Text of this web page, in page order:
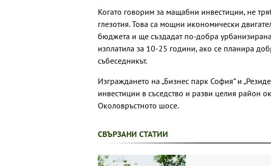
Когато говорим за мащабни инвестиции, не
глезотия. Това са мощни икономически
бюджета и ще създадат по-добра
изплатила за 10-25 години, ако се планира
събеседникът.
Изграждането на „Бизнес парк София“ и
инвестиции в съседство и разви целия район
Околовръстното шосе.
СВЪРЗАНИ СТАТИИ